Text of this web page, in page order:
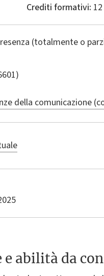
Crediti formativi: 12
(totalmente o
della comunicazione
e abilità da